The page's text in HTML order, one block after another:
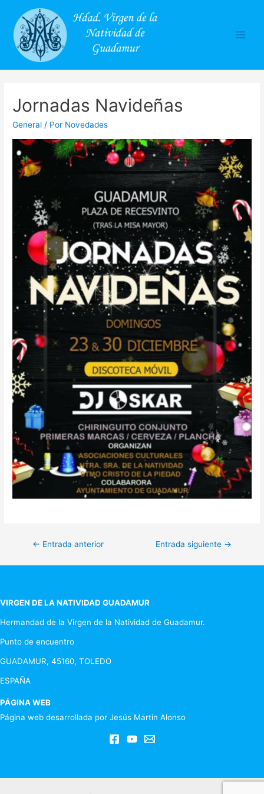
Jornadas Navideñas
General / Por Novedades
Navegación
de
← Entrada anterior Entrada siguiente →
VIRGEN DE LA NATIVIDAD GUADAMUR
Hermandad de la Virgen de la Natividad de Guadamur.
Punto de encuentro
GUADAMUR, 45160, TOLEDO
ESPAÑA
PÁGINA WEB
Página web desarrollada por Jesús Martín Alonso